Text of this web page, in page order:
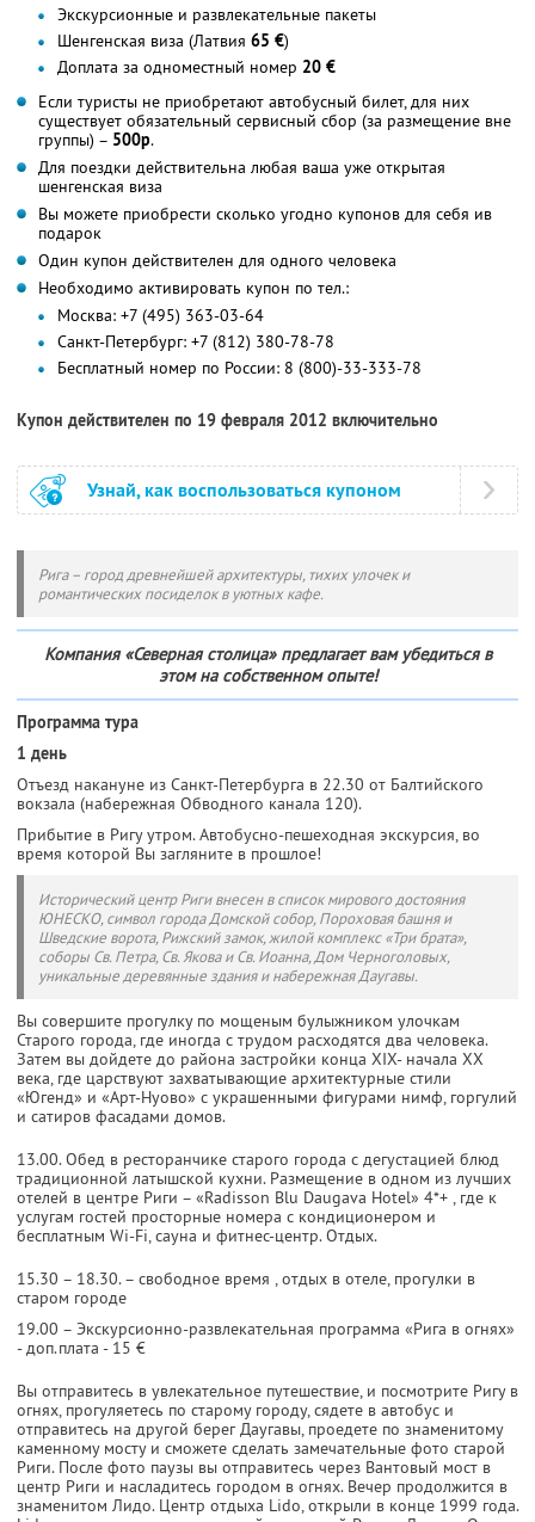
Экскурсионные и развлекательные пакеты
Шенгенская виза (Латвия 65 €)
Доплата за одноместный номер 20 €
Если туристы не приобретают автобусный билет, для них
существует обязательный сервисный сбор (за размещение вне
группы) – 500р.
Для поездки действительна любая ваша уже открытая
шенгенская виза
Вы можете приобрести сколько угодно купонов для себя ив
подарок
Один купон действителен для одного человека
Необходимо активировать купон по тел.:
Москва: +7 (495) 363-03-64
Санкт-Петербург: +7 (812) 380-78-78
Бесплатный номер по России: 8 (800)-33-333-78
Купон действителен по 19 февраля 2012 включительно
Узнай, как воспользоваться купоном
Рига – город древнейшей архитектуры, тихих улочек и
романтических посиделок в уютных кафе.
Компания «Северная столица» предлагает вам убедиться в
этом на собственном опыте!
Программа тура
1 день
Отъезд накануне из Санкт-Петербурга в 22.30 от Балтийского
вокзала (набережная Обводного канала 120).
Прибытие в Ригу утром. Автобусно-пешеходная экскурсия, во
время которой Вы загляните в прошлое!
Исторический центр Риги внесен в список мирового достояния
ЮНЕСКО, символ города Домской собор, Пороховая башня и
Шведские ворота, Рижский замок, жилой комплекс «Три брата»,
соборы Св. Петра, Св. Якова и Св. Иоанна, Дом Черноголовых,
уникальные деревянные здания и набережная Даугавы.
Вы совершите прогулку по мощеным булыжником улочкам
Старого города, где иногда с трудом расходятся два человека.
Затем вы дойдете до района застройки конца XIX- начала XX
века, где царствуют захватывающие архитектурные стили
«Югенд» и «Арт-Нуово» с украшенными фигурами нимф, горгулий
и сатиров фасадами домов.
13.00. Обед в ресторанчике старого города с дегустацией блюд
традиционной латышской кухни. Размещение в одном из лучших
отелей в центре Риги – «Radisson Blu Daugava Hotel» 4*+ , где к
услугам гостей просторные номера с кондиционером и
бесплатным Wi-Fi, сауна и фитнес-центр. Отдых.
15.30 – 18.30. – свободное время , отдых в отеле, прогулки в
старом городе
19.00 – Экскурсионно-развлекательная программа «Рига в огнях»
- доп.плата - 15 €
Вы отправитесь в увлекательное путешествие, и посмотрите Ригу в
огнях, прогуляетесь по старому городу, сядете в автобус и
отправитесь на другой берег Даугавы, проедете по знаменитому
каменному мосту и сможете сделать замечательные фото старой
Риги. После фото паузы вы отправитесь через Вантовый мост в
центр Риги и насладитесь городом в огнях. Вечер продолжится в
знаменитом Лидо. Центр отдыха Lido, открыли в конце 1999 года.